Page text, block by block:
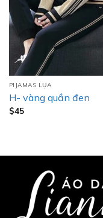
PIJAMAS LỤA
H- vàng quần đen
$45